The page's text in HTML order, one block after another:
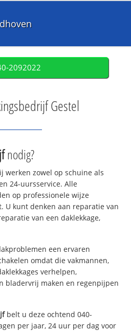
2092022
Gestel
nodig?
werken zowel op schuine als
24-uursservice. Alle
op professionele wijze
U kunt denken aan reparatie van
van een daklekkage,
een ervaren
omdat die vakmannen,
verhelpen,
bladervrij maken en regenpijpen
belt u deze ochtend 040-
per jaar, 24 uur per dag voor